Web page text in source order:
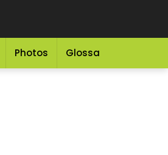
Photos Glossary